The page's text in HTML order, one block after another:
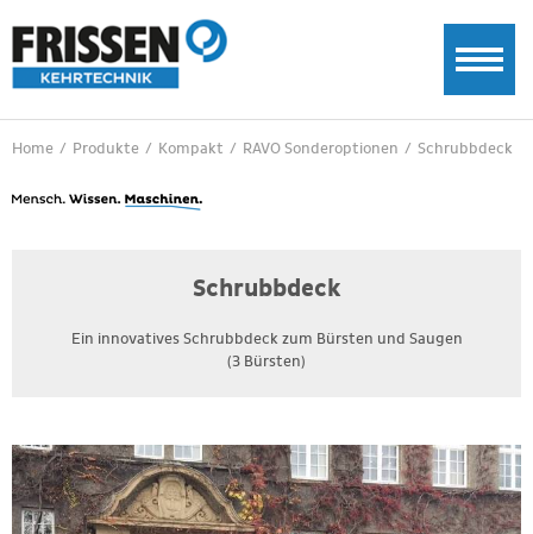
Home / Produkte / Kompakt / RAVO Sonderoptionen / Schrubbdeck
Schrubbdeck
Ein innovatives Schrubbdeck zum Bürsten und Saugen
(3 Bürsten)